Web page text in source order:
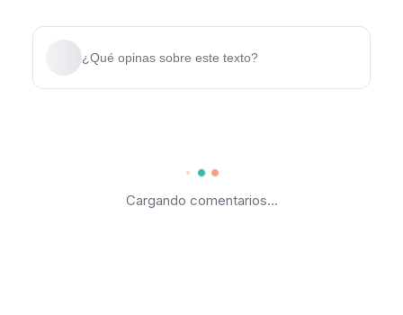
¿Qué opinas sobre este texto?
Cargando comentarios...